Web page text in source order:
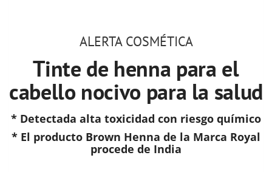
ALERTA COSMÉTICA
Tinte de henna para el
cabello nocivo para la salud
* Detectada alta toxicidad con riesgo químico
* El producto Brown Henna de la Marca Royal
procede de India